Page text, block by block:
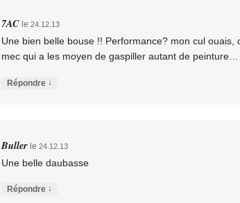
7ACle 24.12.13
Une bien belle bouse !! Performance? mon cul ouais,
mec qui a les moyen de gaspiller autant de peinture…
Répondre ↓
Bullerle 24.12.13
Une belle daubasse
Répondre ↓